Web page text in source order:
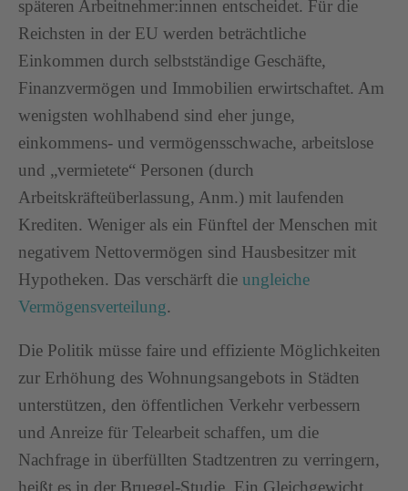
späteren Arbeitnehmer:innen entscheidet. Für die
Reichsten in der EU werden beträchtliche
Einkommen durch selbstständige Geschäfte,
Finanzvermögen und Immobilien erwirtschaftet. Am
wenigsten wohlhabend sind eher junge,
einkommens- und vermögensschwache, arbeitslose
und „vermietete“ Personen (durch
Arbeitskräfteüberlassung, Anm.) mit laufenden
Krediten. Weniger als ein Fünftel der Menschen mit
negativem Nettovermögen sind Hausbesitzer mit
Hypotheken. Das verschärft die ungleiche
Vermögensverteilung.
Die Politik müsse faire und effiziente Möglichkeiten
zur Erhöhung des Wohnungsangebots in Städten
unterstützen, den öffentlichen Verkehr verbessern
und Anreize für Telearbeit schaffen, um die
Nachfrage in überfüllten Stadtzentren zu verringern,
heißt es in der Bruegel-Studie. Ein Gleichgewicht